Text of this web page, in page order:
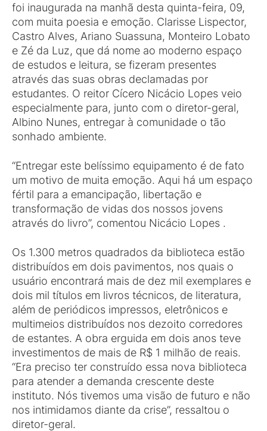
foi inaugurada na manhã desta quinta-feira, 09,
com muita poesia e emoção. Clarisse Lispector,
Castro Alves, Ariano Suassuna, Monteiro Lobato
e Zé da Luz, que dá nome ao moderno espaço
de estudos e leitura, se fizeram presentes
através das suas obras declamadas por
estudantes. O reitor Cícero Nicácio Lopes veio
especialmente para, junto com o diretor-geral,
Albino Nunes, entregar à comunidade o tão
sonhado ambiente.
“Entregar este belíssimo equipamento é de fato
um motivo de muita emoção. Aqui há um espaço
fértil para a emancipação, libertação e
transformação de vidas dos nossos jovens
através do livro”, comentou Nicácio Lopes .
Os 1.300 metros quadrados da biblioteca estão
distribuídos em dois pavimentos, nos quais o
usuário encontrará mais de dez mil exemplares e
dois mil títulos em livros técnicos, de literatura,
além de periódicos impressos, eletrônicos e
multimeios distribuídos nos dezoito corredores
de estantes. A obra erguida em dois anos teve
investimentos de mais de R$ 1 milhão de reais.
“Era preciso ter construído essa nova biblioteca
para atender a demanda crescente deste
instituto. Nós tivemos uma visão de futuro e não
nos intimidamos diante da crise”, ressaltou o
diretor-geral.